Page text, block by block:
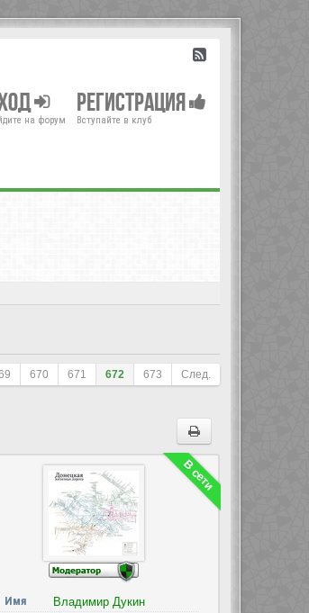
на форум
Регистрация
Вступайте в клуб
670 671 672 673 След.
Имя
Владимир Дукин
В сети